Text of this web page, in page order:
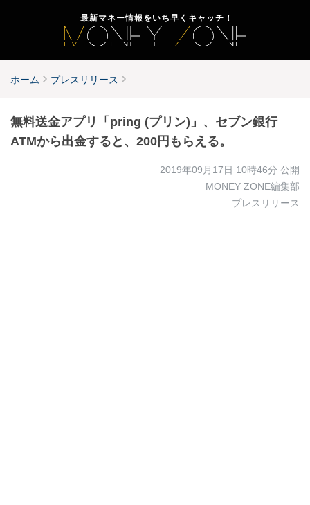
最新マネー情報をいち早くキャッチ！
ホーム プレスリリース
無料送金アプリ「pring (プリン)」、セブン銀行
ATMから出金すると、200円もらえる。
2019年09月17日 10時46分 公開
MONEY ZONE編集部
プレスリリース